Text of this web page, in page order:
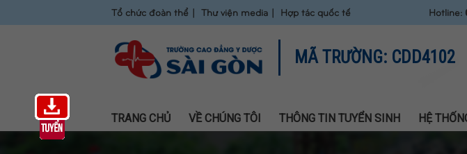
Tổ chức đoàn thể Thư viện media Hợp tác quốc tế Hotline:
MÃ TRƯỜNG: CDD4102
TRANG CHỦ VỀ CHÚNG TÔI THÔNG TIN TUYỂN SINH HỆ